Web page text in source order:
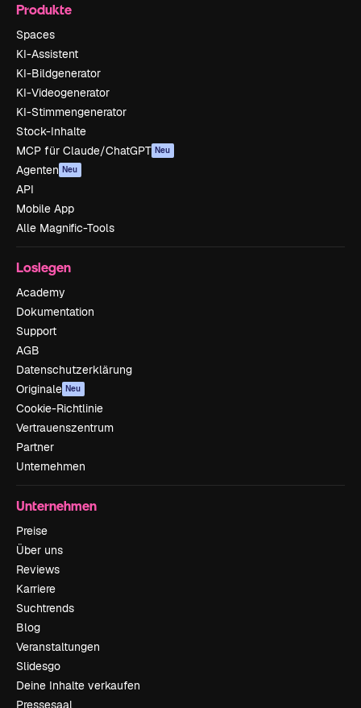
Produkte
Spaces
KI-Assistent
KI-Bildgenerator
KI-Videogenerator
KI-Stimmengenerator
Stock-Inhalte
MCP für Claude/ChatGPT Neu
Agenten Neu
API
Mobile App
Alle Magnific-Tools
Loslegen
Academy
Dokumentation
Support
AGB
Datenschutzerklärung
Originale Neu
Cookie-Richtlinie
Vertrauenszentrum
Partner
Unternehmen
Unternehmen
Preise
Über uns
Reviews
Karriere
Suchtrends
Blog
Veranstaltungen
Slidesgo
Deine Inhalte verkaufen
Pressesaal